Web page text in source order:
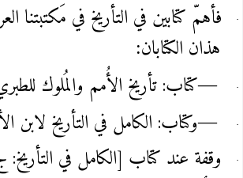
فأهمّ كتابين في التأريخ في مَكتبتنا
هذان الكتابان:
—كتاب: تأريخ الأُمم والمُلوك للطبري
—وكتاب: الكامل في التأريخ لابن